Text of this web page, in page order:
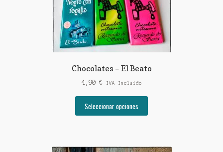
Chocolates – El Beato
4,90 € IVA Incluido
Seleccionar opciones